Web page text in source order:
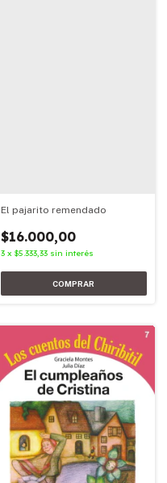
El pajarito remendado
$16.000,00
3 x $5.333,33 sin interés